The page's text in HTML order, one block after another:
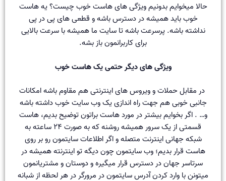
حالا میخوایم بدونیم ویژگی های هاست خوب چیست؟ یه هاست
خوب باید همیشه در دسترس باشه و قطعی های پی در پی
نداشته باشه. پرسرعت باشه تا سایت ما همیشه با سرعت بالایی
برای کاربرانمون باز بشه.
ویژگی های دیگر حتمی یک هاست خوب
در مقابل حملات و ویروس های اینترنتی هم مقاوم باشه امکانات
جانبی خوبی هم جهت راه اندازی یک وب سایت خوب داشته باشه
و… . اگر بخوایم بیشتر در مورد هاست براتون توضیح بدیم، هاست
قسمتی از یک سرور همیشه روشنه که به صورت ۲۴ ساعته به
شبکه جهانی اینترنت متصله و اگر اطلاعات سایتمون رو بر روی
هاست قرار بدیم؛ وب سایتمون چون دیگه تو اینترنته همیشه در
سرتاسر جهان در دسترس قرار میگیره و دوستان و مشتریانمون
میتونن با وارد کردن آدرس سایتمون در مرورگر در هر لحظه از شبانه